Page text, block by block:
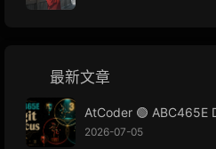
最新文章
AtCoder 🟢 ABC465E
2026-07-05